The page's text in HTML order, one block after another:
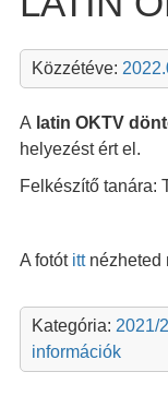
Közzétéve:
A latin OKTV
helyezést ért el.
Felkészítő tanára:
A fotót ittnézheted
Kategória: 2021/
információk